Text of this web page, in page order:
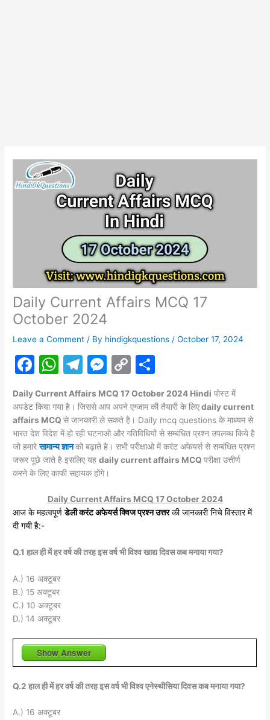
Daily Current Affairs MCQ 17
October 2024
Leave a Comment / By hindigkquestions /October 17, 2024
F
c
e
b
o
o
W
at
s
A
p
p
T
e
gr
a
m
M
s
s
e
n
g
er
C
p
y
Li
n
ar
e
Daily Current Affairs MCQ 17 October 2024 Hindi पोस्ट में
अपडेट किया गया है। जिससे आप अपने एग्जाम की तैयारी के लिएdaily current
affairs MCQ से जानकारी ले सकते है। Daily mcq questions के माध्यम से
भारत देश विदेश में हो रही घटनाओ और गतिविधियों से सम्बंधित प्रश्न उपलब्ध किये है
जो हमारेसामान्य ज्ञानको बढ़ाते है। सभी परीक्षाओ में करंटअफेयर्ससे सम्बंधित प्रश्न
जरूर पूछे जाते है इसलिए यहdaily current affairs MCQपरीक्षा उत्तीर्ण
करने के लिए काफी सहायक होंगे।
Daily Current Affairs MCQ 17 October 2024
आज के महत्वपूर्णडेली करंट अफेयर्स क्विज प्रश्न उत्तरकी जानकारी निचे विस्तार में
दी गयी है:-
Q.1 हाल ही में हर वर्ष की तरह इस वर्ष भी विश्व खाद्य दिवस कब मनाया गया?
A.) 16 अक्टूबर
B.) 15 अक्टूबर
C.) 10 अक्टूबर
D.) 14 अक्टूबर
Show Answer
Q.2 हाल ही में हर वर्ष की तरह इस वर्ष भी विश्व एनेस्थीसिया दिवस कब मनाया गया?
A.) 16 अक्टूबर